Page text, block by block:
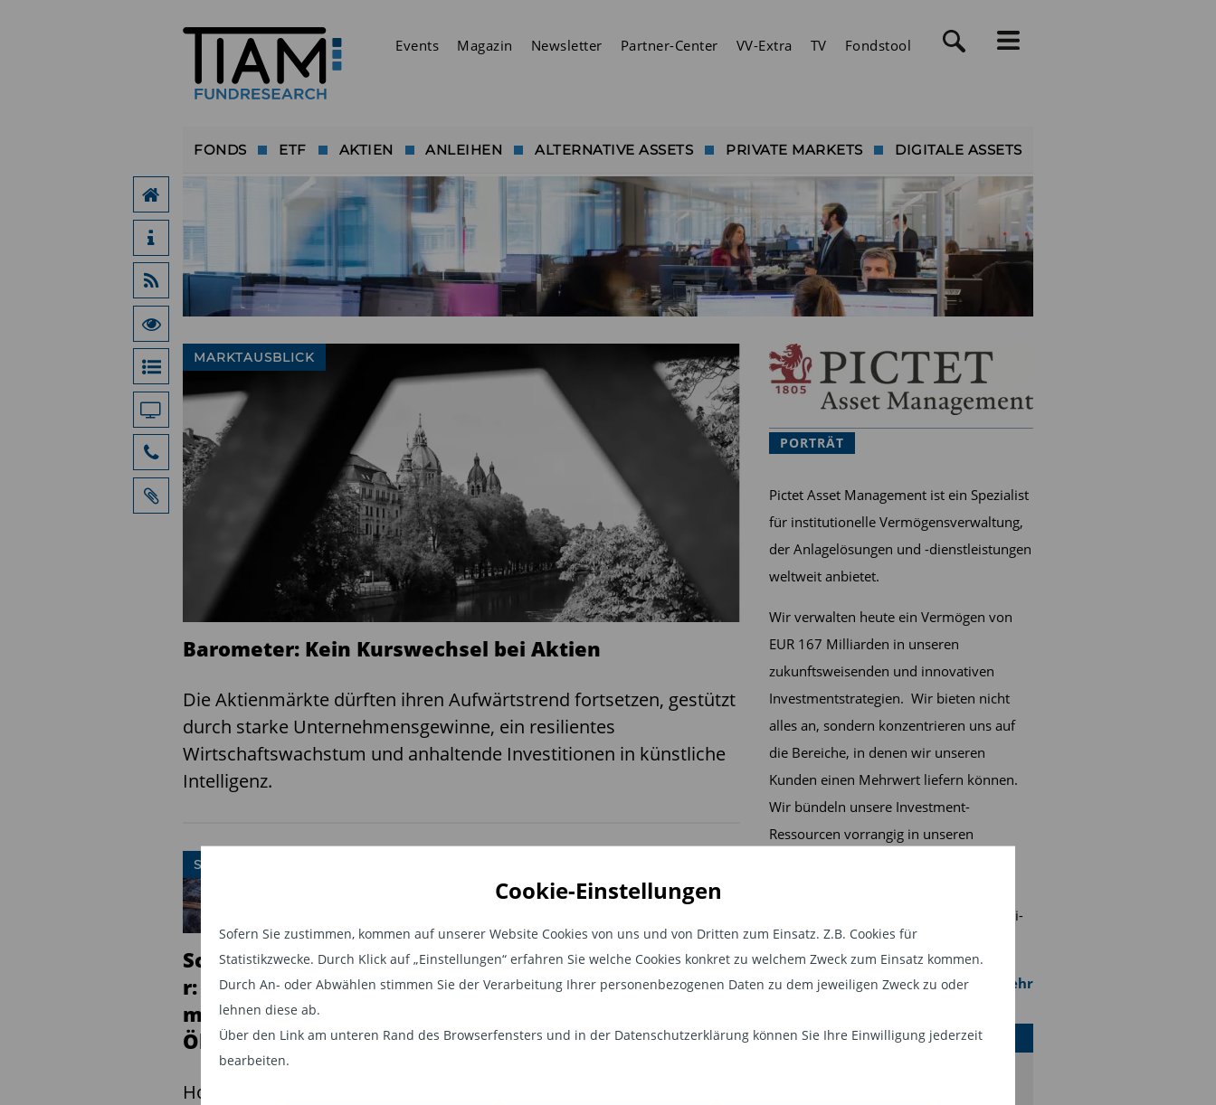
Cookie-Einstellungen
Sofern Sie zustimmen, kommen auf unserer Website Cookies von uns und von Dritten zum Einsatz. Z.B. Cookies für
Statistikzwecke. Durch Klick auf „Einstellungen“ erfahren Sie welche Cookies konkret zu welchem Zweck zum Einsatz kommen.
Durch An- oder Abwählen stimmen Sie der Verarbeitung Ihrer personenbezogenen Daten zu dem jeweiligen Zweck zu oder
lehnen diese ab.
Über den Link am unteren Rand des Browserfensters und in der Datenschutzerklärung können Sie Ihre Einwilligung jederzeit
bearbeiten.
Events Magazin Newsletter Partner-Center VV-Extra TV Fondstool
FONDS ETF AKTIEN ANLEIHEN ALTERNATIVE ASSETS PRIVATE MARKETS DIGITALE ASSETS
MARKTAUSBLICK
Barometer: Kein Kurswechsel bei Aktien
Die Aktienmärkte dürften ihren Aufwärtstrend fortsetzen, gestützt
durch starke Unternehmensgewinne, ein resilientes
Wirtschaftswachstum und anhaltende Investitionen in künstliche
Intelligenz.
SCHWELLENLÄNDER
Schwellenlände
r: Keine Angst
mehr vor hohen
Ölpreisen
Hohe Ölpreise sind
Aufstieg in der
Wertschöpfung
Schwellenlände
Bestimmung
des
Fussabdrucks
PORTRÄT
Pictet Asset Management ist ein Spezialist
für institutionelle Vermögensverwaltung,
der Anlagelösungen und -dienstleistungen
weltweit anbietet.
Wir verwalten heute ein Vermögen von
EUR 167 Milliarden in unseren
zukunftsweisenden und innovativen
Investmentstrategien. Wir bieten nicht
alles an, sondern konzentrieren uns auf
die Bereiche, in denen wir unseren
Kunden einen Mehrwert liefern können.
Wir bündeln unsere Investment-
Ressourcen vorrangig in unseren
Investments, Schwellenländer und Multi-
Asset.
mehr
PRÄSENTATION PICTET